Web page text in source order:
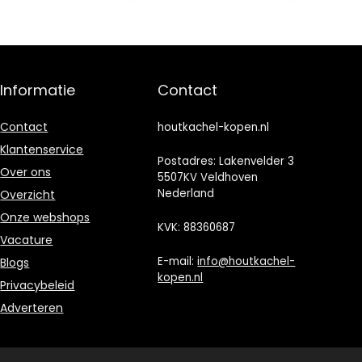
Informatie
Contact
Klantenservice
Over ons
Overzicht
Onze webshops
Vacature
Blogs
Privacybeleid
Adverteren
Contact
houtkachel-kopen.nl
Postadres: Lakenvelder 3
5507KV Veldhoven
Nederland
KVK: 88360687
E-mail:info@houtkachel-
kopen.nl